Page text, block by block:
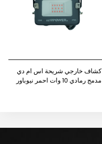
كشاف خارجي شريحة اس ام دي
مدمج رمادي 10 وات احمر نيوباور